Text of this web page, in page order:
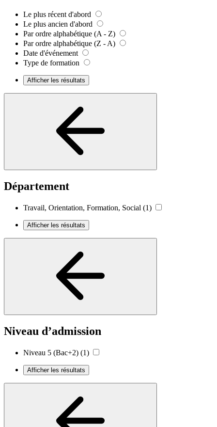
Le plus récent d'abord
Le plus ancien d'abord
Par ordre alphabétique (A - Z)
Par ordre alphabétique (Z - A)
Date d'événement
Type de formation
Afficher les résultats
Département
Travail, Orientation, Formation, Social (1)
Afficher les résultats
Niveau d’admission
Niveau 5 (Bac+2) (1)
Afficher les résultats